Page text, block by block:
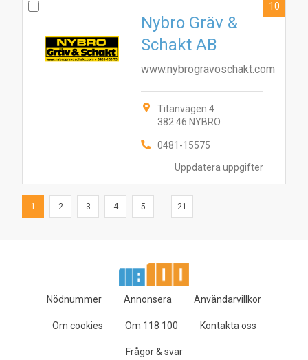
Uppdatera uppgifter
Nybro Gräv &
Schakt AB
www.nybrogravoschakt.com
Titanvägen 4
382 46 NYBRO
0481-15575
10
1 2 3 4 5 ... 21
Nödnummer Annonsera Användarvillkor
Om cookies Om 118 100 Kontakta oss
Frågor & svar